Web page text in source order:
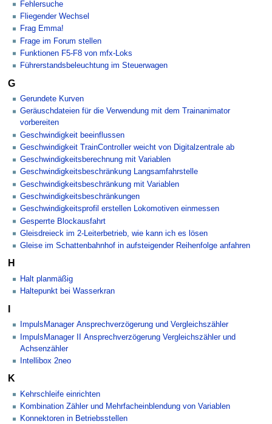
Fehlersuche
Fliegender Wechsel
Frag Emma!
Frage im Forum stellen
Funktionen F5-F8 von mfx-Loks
Führerstandsbeleuchtung im Steuerwagen
G
Gerundete Kurven
Geräuschdateien für die Verwendung mit dem Trainanimator
vorbereiten
Geschwindigkeit beeinflussen
Geschwindigkeit TrainController weicht von Digitalzentrale ab
Geschwindigkeitsberechnung mit Variablen
Geschwindigkeitsbeschränkung Langsamfahrstelle
Geschwindigkeitsbeschränkung mit Variablen
Geschwindigkeitsbeschränkungen
Geschwindigkeitsprofil erstellen Lokomotiven einmessen
Gesperrte Blockausfahrt
Gleisdreieck im 2-Leiterbetrieb, wie kann ich es lösen
Gleise im Schattenbahnhof in aufsteigender Reihenfolge anfahren
H
Halt planmäßig
Haltepunkt bei Wasserkran
I
ImpulsManager Ansprechverzögerung und Vergleichszähler
ImpulsManager II Ansprechverzögerung Vergleichszähler und
Achsenzähler
Intellibox 2neo
K
Kehrschleife einrichten
Kombination Zähler und Mehrfacheinblendung von Variablen
Konnektoren in Betriebsstellen